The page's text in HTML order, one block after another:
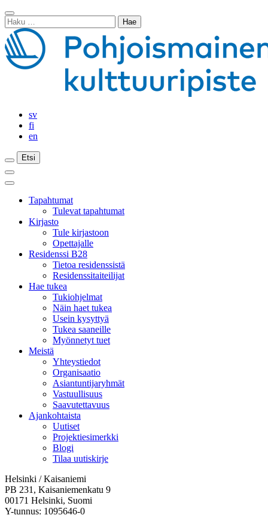
Siirry
sisältöön
Sulje
haku
Haku:
sv
fi
en
Etsi
Etsi
Etsi
Päävalikko
Sulje
päävalikkoTapahtumat
Tulevat tapahtumat
Kirjasto
Tule kirjastoon
Opettajalle
Residenssi B28
Tietoa residenssistä
Residenssitaiteilijat
Hae tukea
Tukiohjelmat
Näin haet tukea
Usein kysyttyä
Tukea saaneille
Myönnetyt tuet
Meistä
Yhteystiedot
Organisaatio
Asiantuntijaryhmät
Vastuullisuus
Saavutettavuus
Ajankohtaista
Uutiset
Projektiesimerkki
Blogi
Tilaa uutiskirje
Helsinki / Kaisaniemi
PB 231, Kaisaniemenkatu 9
00171 Helsinki, Suomi
Y-tunnus: 1095646-0